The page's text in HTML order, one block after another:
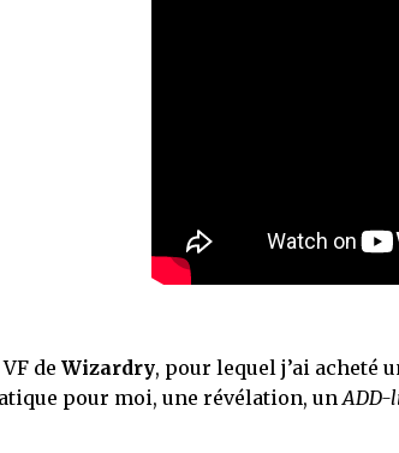
de Wizardry, pour lequel j’ai acheté
pour moi, une révélation, unADD-